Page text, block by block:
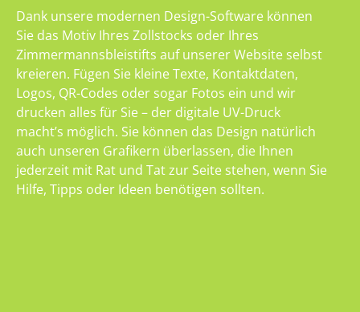
Dank unsere modernen Design-Software können
Sie das Motiv Ihres Zollstocks oder Ihres
Zimmermannsbleistifts auf unserer Website selbst
kreieren. Fügen Sie kleine Texte, Kontaktdaten,
Logos, QR-Codes oder sogar Fotos ein und wir
drucken alles für Sie – der digitale UV-Druck
macht’s möglich. Sie können das Design natürlich
auch unseren Grafikern überlassen, die Ihnen
jederzeit mit Rat und Tat zur Seite stehen, wenn Sie
Hilfe, Tipps oder Ideen benötigen sollten.